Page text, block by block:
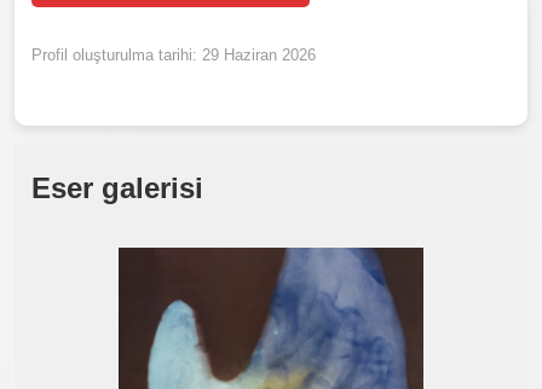
Profil oluşturulma tarihi: 29 Haziran 2026
Eser galerisi